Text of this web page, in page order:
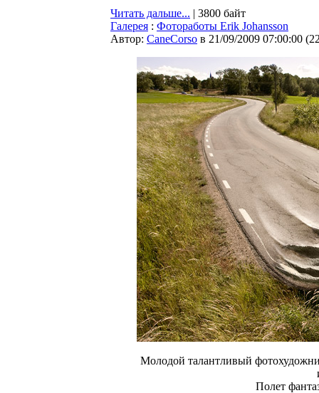
Читать дальше... | 3800 байт
Галерея : Фотоработы Erik Johansson
Автор: CaneCorso в 21/09/2009 07:00:00 (
Молодой талантливый
Полет